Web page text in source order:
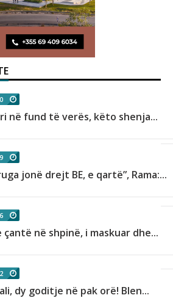
në fund të verës, këto shenja...
jonë drejt BE, e qartë”, Rama:...
çantë në shpinë, i maskuar dhe...
dy goditje në pak orë! Blen...